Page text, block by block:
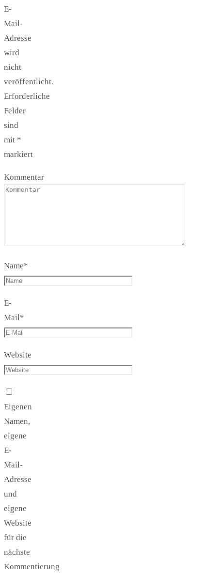
E-
Mail-
Adresse
wird
nicht
veröffentlicht.
Erforderliche
Felder
sind
mit *
markiert
Kommentar
Name*
E-
Mail*
Website
Eigenen
Namen,
eigene
E-
Mail-
Adresse
und
eigene
Website
für die
nächste
Kommentierung